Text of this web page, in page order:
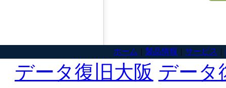
ホーム | 製品情報 | サービス |
データ復旧大阪 データ